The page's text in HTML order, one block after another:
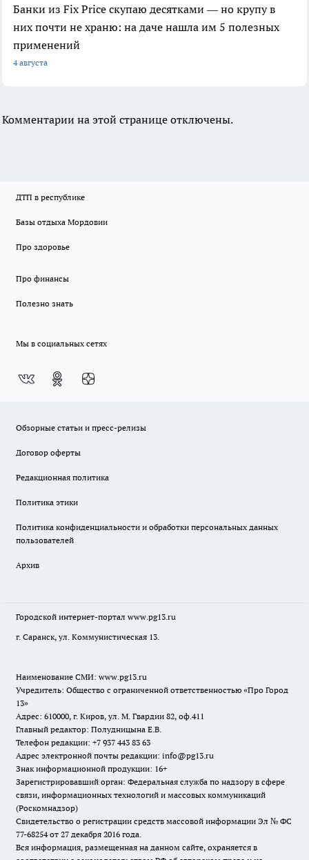
Банки из Fix Price скупаю десятками — но крупу в
них почти не храню: на даче нашла им 5 полезных
применений
4 августа
Комментарии на этой странице отключены.
ДТП в республике
Базы отдыха Мордовии
Про здоровье
Про финансы
Полезно знать
Мы в социальных сетях
Обзорные статьи и пресс-релизы
Договор оферты
Редакционная политика
Политика этики
Политика конфиденциальности и обработки персональных данных
пользователей
Архив
Городской интернет-портал www.pg13.ru
г. Саранск, ул. Коммунистическая 13.
Наименование СМИ: www.pg13.ru
Учредитель: Общество с ограниченной ответственностью «Про Город
13»
Адрес: 610000, г. Киров, ул. М. Гвардии 82, оф.411
Главный редактор: Полудницына Е.В.
Телефон редакции: +7 937 443 83 63
Адрес электронной почты редакции: info@pg13.ru
Знак информационной продукции: 16+
Зарегистрировавший орган: Федеральная служба по надзору в сфере
связи, информационных технологий и массовых коммуникаций
(Роскомнадзор)
Свидетельство о регистрации средств массовой информации Эл № ФС
77-68254 от 27 декабря 2016 года.
Вся информация, размещенная на данном сайте, охраняется в